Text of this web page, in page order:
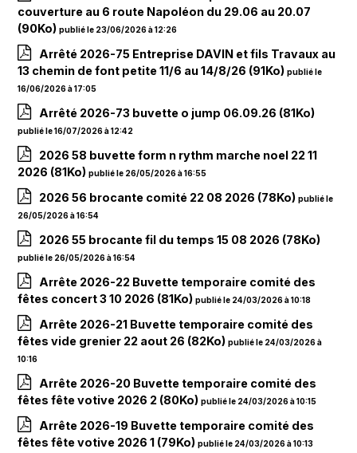
couverture au 6 route Napoléon du 29.06 au 20.07
(90Ko)publié le 23/06/2026 à 12:26
Arrêté 2026-75 Entreprise DAVIN et fils Travaux au
13 chemin de font petite 11/6 au 14/8/26 (91Ko)publié le
16/06/2026 à 17:05
Arrêté 2026-73 buvette o jump 06.09.26 (81Ko)
publié le 16/07/2026 à 12:42
2026 58 buvette form n rythm marche noel 22 11
2026 (81Ko)publié le 26/05/2026 à 16:55
2026 56 brocante comité 22 08 2026 (78Ko)publié le
26/05/2026 à 16:54
2026 55 brocante fil du temps 15 08 2026 (78Ko)
publié le 26/05/2026 à 16:54
Arrête 2026-22 Buvette temporaire comité des
fêtes concert 3 10 2026 (81Ko)publié le 24/03/2026 à 10:18
Arrête 2026-21 Buvette temporaire comité des
fêtes vide grenier 22 aout 26 (82Ko)publié le 24/03/2026 à
10:16
Arrête 2026-20 Buvette temporaire comité des
fêtes fête votive 2026 2 (80Ko)publié le 24/03/2026 à 10:15
Arrête 2026-19 Buvette temporaire comité des
fêtes fête votive 2026 1 (79Ko)publié le 24/03/2026 à 10:13